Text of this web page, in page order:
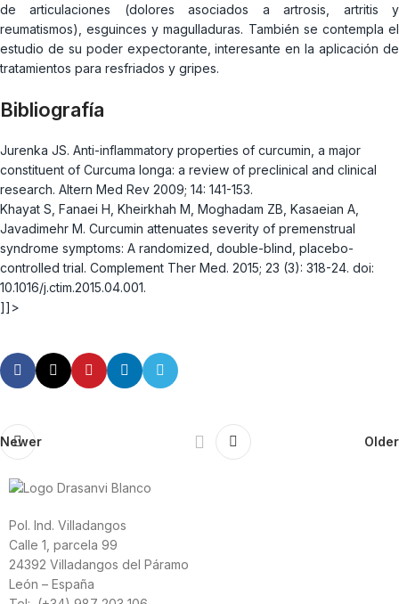
de articulaciones (dolores asociados a artrosis, artritis y
reumatismos), esguinces y magulladuras. También se contempla el
estudio de su poder expectorante, interesante en la aplicación de
tratamientos para resfriados y gripes.
Bibliografía
Jurenka JS. Anti-inflammatory properties of curcumin, a major
constituent of Curcuma longa: a review of preclinical and clinical
research. Altern Med Rev 2009; 14: 141-153.
Khayat S, Fanaei H, Kheirkhah M, Moghadam ZB, Kasaeian A,
Javadimehr M. Curcumin attenuates severity of premenstrual
syndrome symptoms: A randomized, double-blind, placebo-
controlled trial. Complement Ther Med. 2015; 23 (3): 318-24. doi:
10.1016/j.ctim.2015.04.001.
]]>
Newer Older
Pol. Ind. Villadangos
Calle 1, parcela 99
24392 Villadangos del Páramo
León – España